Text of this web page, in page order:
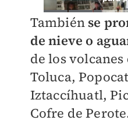
También se
de nieve o
de los
Toluca,
Iztaccíhuatl,
Cofre de